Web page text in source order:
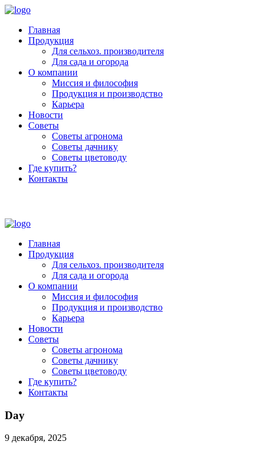
Главная
Продукция
Для сельхоз. производителя
Для сада и огорода
О компании
Миссия и философия
Продукция и производство
Карьера
Новости
Советы
Советы агронома
Советы дачнику
Советы цветоводу
Где купить?
Контакты
Главная
Продукция
Для сельхоз. производителя
Для сада и огорода
О компании
Миссия и философия
Продукция и производство
Карьера
Новости
Советы
Советы агронома
Советы дачнику
Советы цветоводу
Где купить?
Контакты
Day
9 декабря, 2025